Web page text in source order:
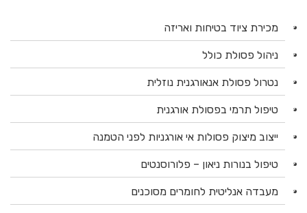
מכירת ציוד בטיחות ואריזה
ניהול פסולת כולל
נטרול פסולת אנאורגנית נוזלית
טיפול תרמי בפסולת אורגנית
ייצוב מיצוק פסולות אי אורגניות לפני הטמנה
טיפול בנורות ניאון – פלורוסנטים
מעבדה אנליטית לחומרים מסוכנים